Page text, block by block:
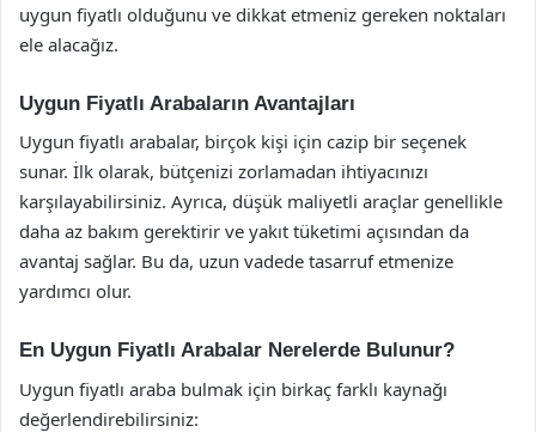
uygun fiyatlı olduğunu ve dikkat etmeniz gereken noktaları
ele alacağız.
Uygun Fiyatlı Arabaların Avantajları
Uygun fiyatlı arabalar, birçok kişi için cazip bir seçenek
sunar. İlk olarak, bütçenizi zorlamadan ihtiyacınızı
karşılayabilirsiniz. Ayrıca, düşük maliyetli araçlar genellikle
daha az bakım gerektirir ve yakıt tüketimi açısından da
avantaj sağlar. Bu da, uzun vadede tasarruf etmenize
yardımcı olur.
En Uygun Fiyatlı Arabalar Nerelerde Bulunur?
Uygun fiyatlı araba bulmak için birkaç farklı kaynağı
değerlendirebilirsiniz: